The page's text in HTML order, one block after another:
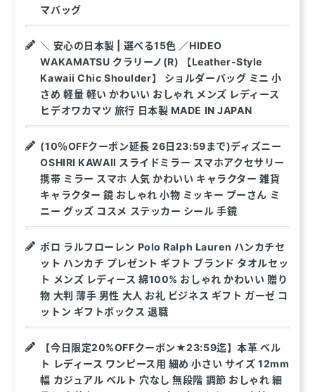
マバッグ
＼ 安心の日本製 | 選べる15色 ／HIDEO
WAKAMATSU クラリーノ(R) 【Leather-Style
Kawaii Chic Shoulder】 ショルダーバッグ ミニ 小
さめ 軽量 軽い かわいい おしゃれ メンズ レディース
ヒデオワカマツ 旅行 日本製 MADE IN JAPAN
(10％OFFクーポン延長 26日23:59まで)ディズニー
OSHIRI KAWAII スライドミラー スマホアクセサリー
携帯 ミラー スマホ 人気 かわいい キャラクター 雑貨
キャラクター 鏡 おしゃれ 小物 ミッキー プーさん ミ
ニー グッズ コスメ ステッカー シール 手鏡
ポロ ラルフローレン Polo Ralph Lauren ハンカチセ
ット ハンカチ プレゼント ギフト ブランド タオルセッ
ト メンズ レディース 綿100% おしゃれ かわいい 贈り
物 大判 薄手 男性 大人 お礼 ビジネス ギフト ガーゼ コ
ットン ギフトボックス 退職
【今日限定20%OFFクーポン★23:59迄】本革 ベル
ト レディース ワンピース用 細め 小さい サイズ 12mm
幅 カジュアル ベルト 穴なし 無段階 調節 おしゃれ 細